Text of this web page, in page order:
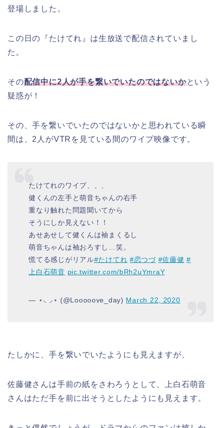
登場しました。
この日の『たけてれ』は生放送で配信されていまし
た。
その配信中に2人が手を繋いでいたのではないかという
疑惑が！
その、手を繋いでいたのではないかと思われている瞬
間は、2人がVTRを見ている間のワイプ映像です。
たけてれのワイプ、、、
健くんの左手と萌音ちゃんの右手
重なり触れた問題聞いてから
そうにしか見えない！！
あせあせして健くんは袖まくるし
萌音ちゃんは袖おろすし…笑。
慌てる感じがリアル#たけてれ #恋つづ #佐藤健 #
上白石萌音 pic.twitter.com/bRh2uYmraY
— ⋆⸜ ⸝⋆ (@Looooove_day) March 22, 2020
たしかに、手を繋いでいたようにも見えますが、
佐藤健さんは手前の紙をさわろうとして、上白石萌音
さんはただ手を前に出そうとしたようにも見えます。